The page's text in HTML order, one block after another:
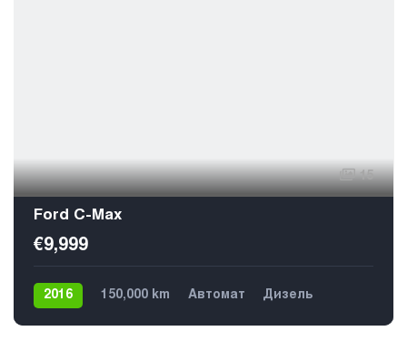
15
Ford C-Max
€9,999
2016 150,000 km Автомат
Дизель